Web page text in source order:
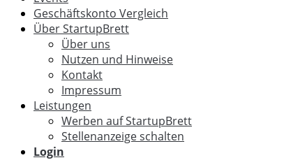
Geschäftskonto Vergleich
Über StartupBrett
Über uns
Nutzen und Hinweise
Kontakt
Impressum
Leistungen
Werben auf StartupBrett
Stellenanzeige schalten
Login